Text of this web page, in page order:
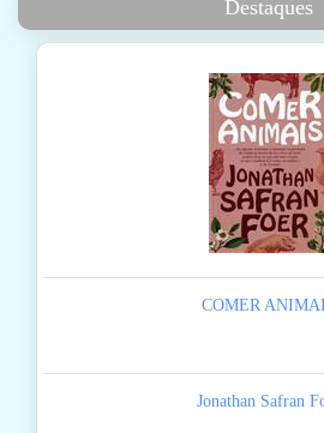
Destaques
COMER
Jonathan Safran